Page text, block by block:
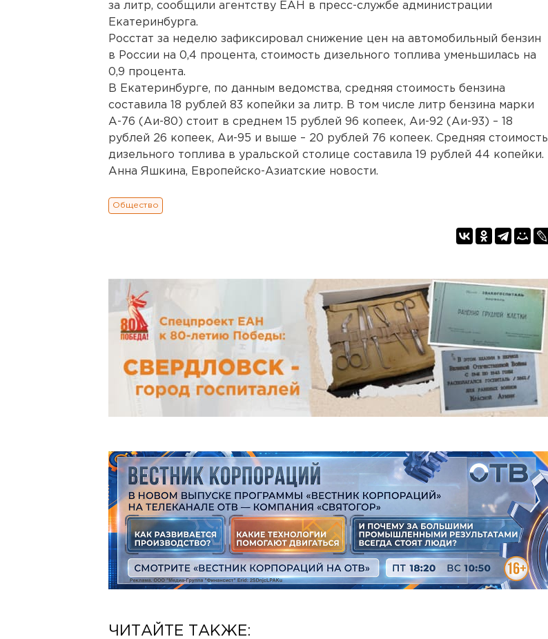
за литр, сообщили агентству ЕАН в пресс-службе администрации
Екатеринбурга.
Росстат за неделю зафиксировал снижение цен на автомобильный бензин
в России на 0,4 процента, стоимость дизельного топлива уменьшилась на
0,9 процента.
В Екатеринбурге, по данным ведомства, средняя стоимость бензина
составила 18 рублей 83 копейки за литр. В том числе литр бензина марки
А-76 (Аи-80) стоит в среднем 15 рублей 96 копеек, Аи-92 (Аи-93) – 18
рублей 26 копеек, Аи-95 и выше – 20 рублей 76 копеек. Средняя стоимость
дизельного топлива в уральской столице составила 19 рублей 44 копейки.
Анна Яшкина, Европейско-Азиатские новости.
Общество
ЧИТАЙТЕ ТАКЖЕ: